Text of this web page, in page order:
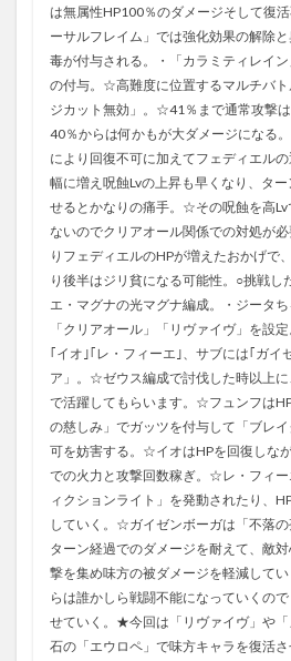
は無属性HP100％のダメージそして復
ーサルフレイム」では強化効果の解除
毒が付与される。・「カラミティレイ
の付与。☆高難度に位置するマルチバ
ジカット無効」。☆41％まで通常攻撃は
40％からは何かもが大ダメージになる
により回復不可に加えてフェディエル
幅に増え呪蝕Lvの上昇も早くなり、タ
せるとかなりの痛手。☆その呪蝕を高
ないのでクリアオール関係での対処が
りフェディエルのHPが増えたおかげで
り後半はジリ貧になる可能性。○挑戦し
エ・マグナの光マグナ編成。・ジータち
「クリアオール」「リヴァイヴ」を設
｢イオ｣｢レ・フィーエ｣、サブには｢ガイ
ア」。☆ゼウス編成で討伐した時以上
で活躍してもらいます。☆フュンフは
の慈しみ」でガッツを付与して「ブレ
可を妨害する。☆イオはHPを回復しな
での火力と攻撃回数稼ぎ。☆レ・フィ
ィクションライト」を発動されたり、
していく。☆ガイゼンボーガは「不落
ターン経過でのダメージを耐えて、敵
撃を集め味方の被ダメージを軽減して
らは誰かしら戦闘不能になっていくの
せていく。★今回は「リヴァイヴ」や
石の「エウロペ」で味方キャラを復活